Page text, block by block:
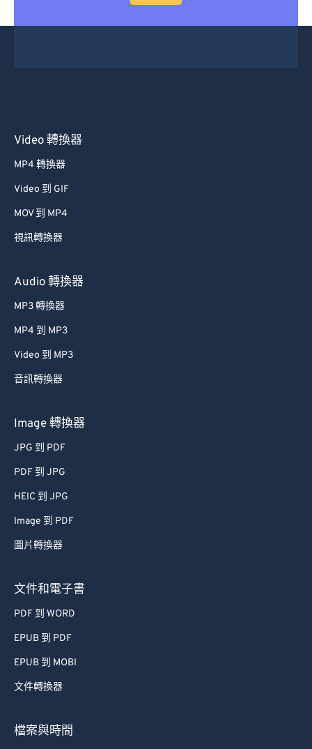
Video 轉換器
MP4 轉換器
Video 到 GIF
MOV 到 MP4
視訊轉換器
Audio 轉換器
MP3 轉換器
MP4 到 MP3
Video 到 MP3
音訊轉換器
Image 轉換器
JPG 到 PDF
PDF 到 JPG
HEIC 到 JPG
Image 到 PDF
圖片轉換器
文件和電子書
PDF 到 WORD
EPUB 到 PDF
EPUB 到 MOBI
文件轉換器
檔案與時間